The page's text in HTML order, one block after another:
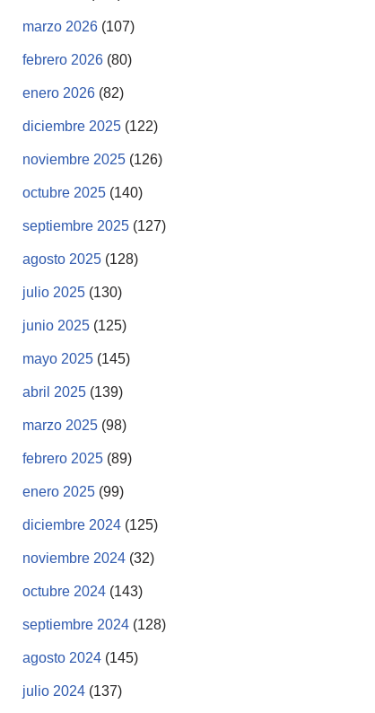
marzo 2026 (107)
febrero 2026 (80)
enero 2026 (82)
diciembre 2025 (122)
noviembre 2025 (126)
octubre 2025 (140)
septiembre 2025 (127)
agosto 2025 (128)
julio 2025 (130)
junio 2025 (125)
mayo 2025 (145)
abril 2025 (139)
marzo 2025 (98)
febrero 2025 (89)
enero 2025 (99)
diciembre 2024 (125)
noviembre 2024 (32)
octubre 2024 (143)
septiembre 2024 (128)
agosto 2024 (145)
julio 2024 (137)